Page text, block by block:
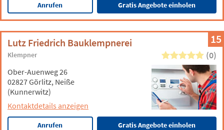
Anrufen Gratis Angebote einholen
15
Lutz Friedrich Bauklempnerei
Klempner (0)
Ober-Auenweg 26
02827 Görlitz, Neiße
(Kunnerwitz)
Kontaktdetails anzeigen
Anrufen Gratis Angebote einholen